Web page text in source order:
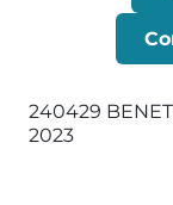
240429
2023